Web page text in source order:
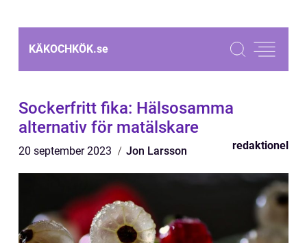
KÄKOCHKÖK.se
Sockerfritt fika: Hälsosamma
alternativ för matälskare
20 september 2023 Jon Larsson redaktionel